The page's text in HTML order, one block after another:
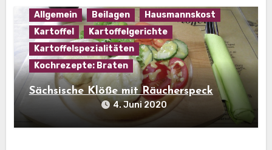
Allgemein Beilagen
Hausmannskost
Kartoffel
Kartoffelgerichte
Kartoffelspezialitäten
Kochrezepte: Braten
Sächsische Klöße mit Räucherspeck
4. Juni 2020